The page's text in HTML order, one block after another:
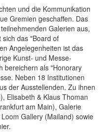
und die Kommunikation
Gremien geschaffen. Das
Galerien aus,
sich das "Board of
Angelegenheiten ist das
Kunst- und Messe-
bereichern als "Honorary
Neben 18 Institutionen
der Ausstellenden. Zu ihnen
Elisabeth & Klaus Thoman
am Main), Galerie
Gallery (Mailand) sowie